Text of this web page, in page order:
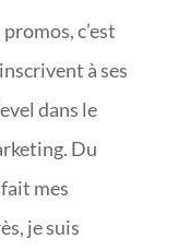
c’est
à ses
dans le
Du
fait mes
je suis